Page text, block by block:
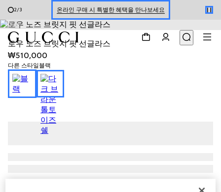
2/3 온라인 구매 시 특별한 혜택을 만나보세요
신세계 강남 팝업 스토어 예약하기 7/30-8/9
한정 기간 만나보는 장기 무이자 할부 서비스
1/4
로우 노즈 브릿지 핏 선글라스
₩510,000
다른 스타일 블랙